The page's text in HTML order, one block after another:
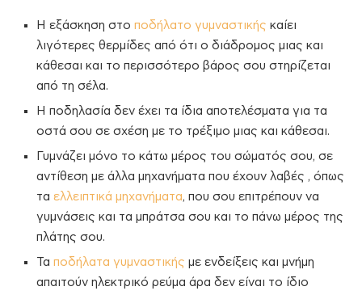
Η εξάσκηση στο ποδήλατο γυμναστικής καίει
λιγότερες θερμίδες από ότι ο διάδρομος μιας και
κάθεσαι και το περισσότερο βάρος σου στηρίζεται
από τη σέλα.
Η ποδηλασία δεν έχει τα ίδια αποτελέσματα για τα
οστά σου σε σχέση με το τρέξιμο μιας και κάθεσαι.
Γυμνάζει μόνο το κάτω μέρος του σώματός σου, σε
αντίθεση με άλλα μηχανήματα που έχουν λαβές , όπως
τα ελλειπτικά μηχανήματα, που σου επιτρέπουν να
γυμνάσεις και τα μπράτσα σου και το πάνω μέρος της
πλάτης σου.
Τα ποδήλατα γυμναστικής με ενδείξεις και μνήμη
απαιτούν ηλεκτρικό ρεύμα άρα δεν είναι το ίδιο